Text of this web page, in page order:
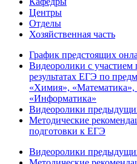
Центры
Отделы
Хозяйственная часть
График предстоящих
Видеоролики с участием
результатах ЕГЭ по
«Химия»,
«Информатика»
Видеоролики
Методические
подготовки к ЕГЭ
Видеоролики